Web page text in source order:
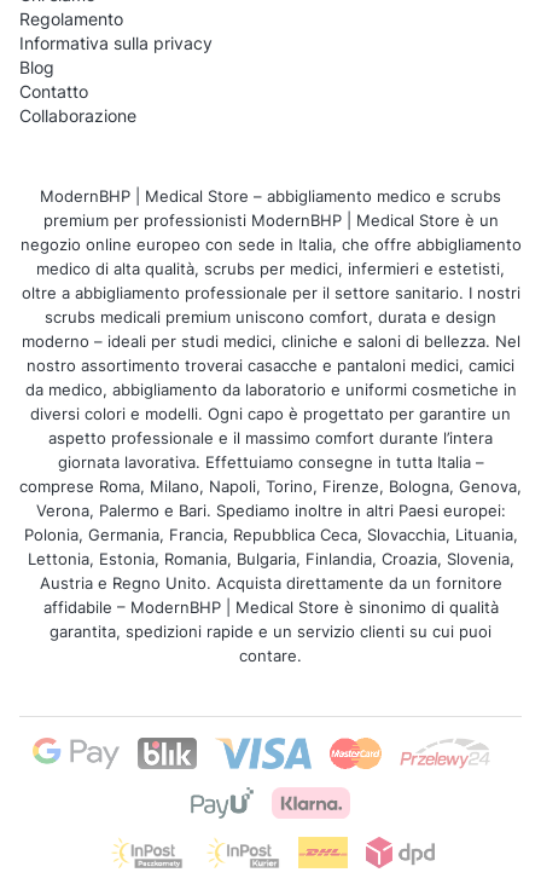
Regolamento
Informativa sulla privacy
Blog
Contatto
Collaborazione
ModernBHP | Medical Store – abbigliamento medico e scrubs
premium per professionisti ModernBHP | Medical Store è un
negozio online europeo con sede in Italia, che offre abbigliamento
medico di alta qualità, scrubs per medici, infermieri e estetisti,
oltre a abbigliamento professionale per il settore sanitario. I nostri
scrubs medicali premium uniscono comfort, durata e design
moderno – ideali per studi medici, cliniche e saloni di bellezza. Nel
nostro assortimento troverai casacche e pantaloni medici, camici
da medico, abbigliamento da laboratorio e uniformi cosmetiche in
diversi colori e modelli. Ogni capo è progettato per garantire un
aspetto professionale e il massimo comfort durante l’intera
giornata lavorativa. Effettuiamo consegne in tutta Italia –
comprese Roma, Milano, Napoli, Torino, Firenze, Bologna, Genova,
Verona, Palermo e Bari. Spediamo inoltre in altri Paesi europei:
Polonia, Germania, Francia, Repubblica Ceca, Slovacchia, Lituania,
Lettonia, Estonia, Romania, Bulgaria, Finlandia, Croazia, Slovenia,
Austria e Regno Unito. Acquista direttamente da un fornitore
affidabile – ModernBHP | Medical Store è sinonimo di qualità
garantita, spedizioni rapide e un servizio clienti su cui puoi
contare.